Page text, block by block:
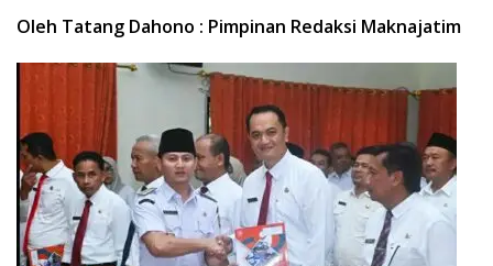
Oleh Tatang Dahono : Pimpinan Redaksi Maknajatim